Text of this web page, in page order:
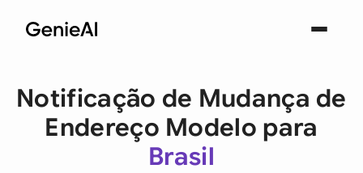
Notificação de Mudança de
Endereço Modelo para
Brasil